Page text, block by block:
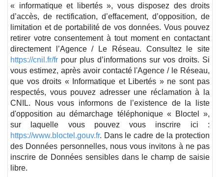
« informatique et libertés », vous disposez des droits
d’accès, de rectification, d’effacement, d’opposition, de
limitation et de portabilité de vos données. Vous pouvez
retirer votre consentement à tout moment en contactant
directement l’Agence / Le Réseau. Consultez le site
https://cnil.fr/fr pour plus d’informations sur vos droits. Si
vous estimez, après avoir contacté l'Agence / le Réseau,
que vos droits « Informatique et Libertés » ne sont pas
respectés, vous pouvez adresser une réclamation à la
CNIL. Nous vous informons de l’existence de la liste
d'opposition au démarchage téléphonique « Bloctel »,
sur laquelle vous pouvez vous inscrire ici :
https://www.bloctel.gouv.fr. Dans le cadre de la protection
des Données personnelles, nous vous invitons à ne pas
inscrire de Données sensibles dans le champ de saisie
libre.